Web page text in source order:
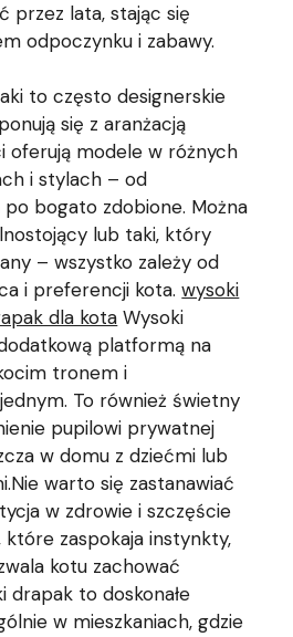
przez lata, stając się
odpoczynku i zabawy.
to często designerskie
się z aranżacją
oferują modele w różnych
i stylach – od
bogato zdobione. Można
lub taki, który
– wszystko zależy od
i preferencji kota.wysoki
dla kota Wysoki
platformą na
tronem i
To również świetny
pupilowi prywatnej
w domu z dziećmi lub
warto się zastanawiać
w zdrowie i szczęście
które zaspokaja instynkty,
kotu zachować
drapak to doskonałe
w mieszkaniach, gdzie